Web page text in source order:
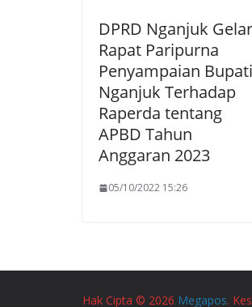
DPRD Nganjuk Gelar
Rapat Paripurna
Penyampaian Bupati
Nganjuk Terhadap
Raperda tentang
APBD Tahun
Anggaran 2023
05/10/2022 15:26
Hak Cipta © 2026 Megapos.